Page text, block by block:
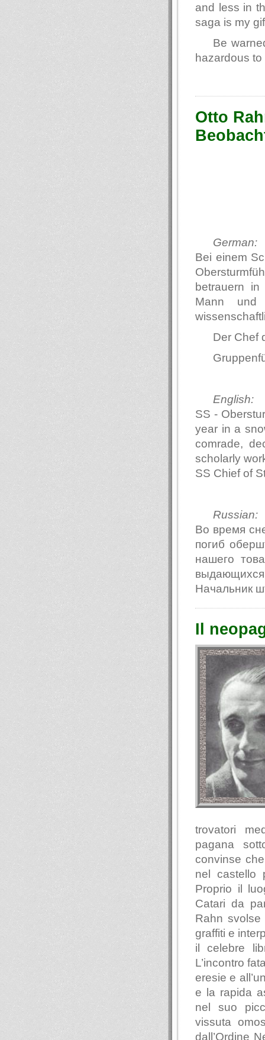
and less in
saga is my
Be
hazardous
Otto
German:
Bei einem
betrauern
Mann und
Der Chef
English:
SS -
year in a
comrade,
scholarly
SS Chief of
Russian:
Во время
погиб
нашего
выдающихся
Начальник
Il
trovatori
pagana
convinse
nel castello
Proprio il
Catari da
Rahn svolse
graffiti e
il celebre
L’incontro
eresie e
e la rapida
nel suo
vissuta
dall’Ordine